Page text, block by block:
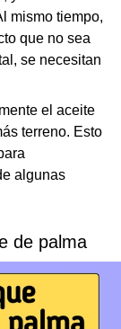
mismo tiempo,
que no sea
se necesitan
el aceite
terreno. Esto
algunas
de palma